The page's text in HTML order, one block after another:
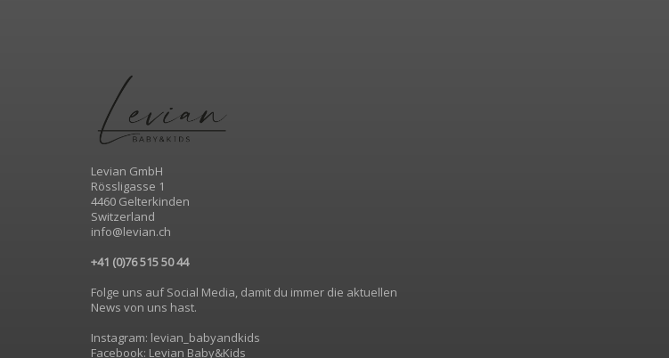
Levian GmbH
Rössligasse 1
4460 Gelterkinden
Switzerland
info@levian.ch
+41 (0)76 515 50 44
Folge uns auf Social Media, damit du immer die aktuellen
News von uns hast.
Instagram: levian_babyandkids
Facebook: Levian Baby&Kids